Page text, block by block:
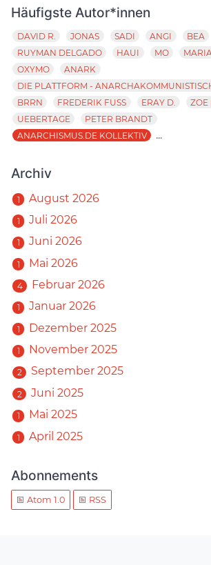
Häufigste Autor*innen
DAVID R. JONAS SADI ANGI
BEA
RUYMAN DELGADO
HAUI MO
OXYMO
ANARK
DIE PLATTFORM -
BRRN
FREDERIK FUSS ERAY D.
ZOE
UEBERTAGE
PETER BRANDT
ANARCHISMUS.DE KOLLEKTIV
...
Archiv
1 August 2026
1 Juli 2026
1 Juni 2026
1 Mai 2026
4 Februar 2026
1 Januar 2026
1 Dezember 2025
1 November 2025
2 September 2025
2 Juni 2025
1 Mai 2025
1 April 2025
Abonnements
Atom 1.0 RSS